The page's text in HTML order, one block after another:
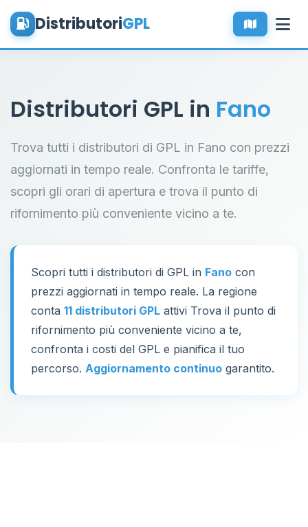
DistributoriGPL
Distributori GPL in Fano
Trova tutti i distributori di GPL in Fano con prezzi
aggiornati in tempo reale. Confronta le tariffe,
scopri gli orari di apertura e trova il punto di
rifornimento più conveniente vicino a te.
Scopri tutti i distributori di GPL in Fano con
prezzi aggiornati in tempo reale. La regione
conta 11 distributori GPL attivi Trova il punto di
rifornimento più conveniente vicino a te,
confronta i costi del GPL e pianifica il tuo
percorso. Aggiornamento continuo garantito.